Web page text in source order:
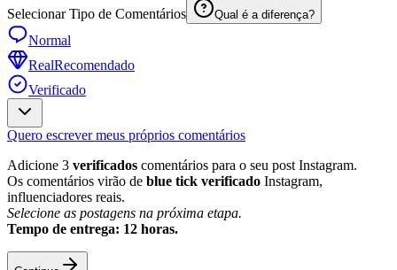
Selecionar Tipo de Comentários Qual é a diferença?
Normal
RealRecomendado
Verificado
Quero escrever meus próprios comentários
Adicione 3 verificados comentários para o seu post Instagram.
Os comentários virão de blue tick verificado Instagram,
influenciadores reais.
Selecione as postagens na próxima etapa.
Tempo de entrega: 12 horas.